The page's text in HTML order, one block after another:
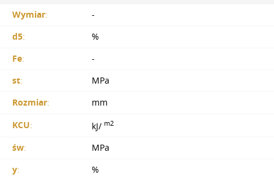
Wymiar:
-
d5:
%
Fe:
-
st:
MPa
Rozmiar: mm
KCU: kJ/ m2
św:
MPa
y:
%